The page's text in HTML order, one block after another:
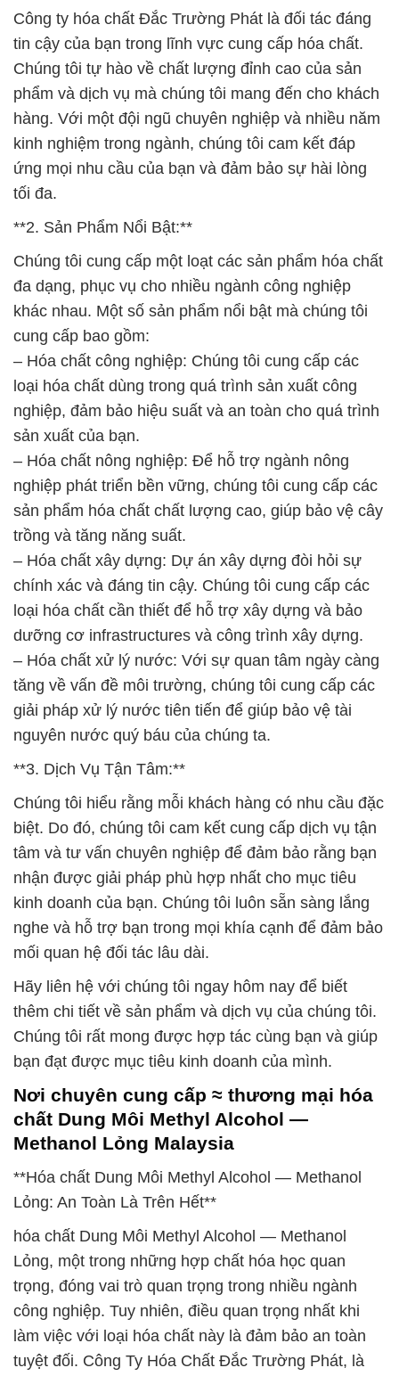
Công ty hóa chất Đắc Trường Phát là đối tác đáng
tin cậy của bạn trong lĩnh vực cung cấp hóa chất.
Chúng tôi tự hào về chất lượng đỉnh cao của sản
phẩm và dịch vụ mà chúng tôi mang đến cho khách
hàng. Với một đội ngũ chuyên nghiệp và nhiều năm
kinh nghiệm trong ngành, chúng tôi cam kết đáp
ứng mọi nhu cầu của bạn và đảm bảo sự hài lòng
tối đa.
**2. Sản Phẩm Nổi Bật:**
Chúng tôi cung cấp một loạt các sản phẩm hóa chất
đa dạng, phục vụ cho nhiều ngành công nghiệp
khác nhau. Một số sản phẩm nổi bật mà chúng tôi
cung cấp bao gồm:
– Hóa chất công nghiệp: Chúng tôi cung cấp các
loại hóa chất dùng trong quá trình sản xuất công
nghiệp, đảm bảo hiệu suất và an toàn cho quá trình
sản xuất của bạn.
– Hóa chất nông nghiệp: Để hỗ trợ ngành nông
nghiệp phát triển bền vững, chúng tôi cung cấp các
sản phẩm hóa chất chất lượng cao, giúp bảo vệ cây
trồng và tăng năng suất.
– Hóa chất xây dựng: Dự án xây dựng đòi hỏi sự
chính xác và đáng tin cậy. Chúng tôi cung cấp các
loại hóa chất cần thiết để hỗ trợ xây dựng và bảo
dưỡng cơ infrastructures và công trình xây dựng.
– Hóa chất xử lý nước: Với sự quan tâm ngày càng
tăng về vấn đề môi trường, chúng tôi cung cấp các
giải pháp xử lý nước tiên tiến để giúp bảo vệ tài
nguyên nước quý báu của chúng ta.
**3. Dịch Vụ Tận Tâm:**
Chúng tôi hiểu rằng mỗi khách hàng có nhu cầu đặc
biệt. Do đó, chúng tôi cam kết cung cấp dịch vụ tận
tâm và tư vấn chuyên nghiệp để đảm bảo rằng bạn
nhận được giải pháp phù hợp nhất cho mục tiêu
kinh doanh của bạn. Chúng tôi luôn sẵn sàng lắng
nghe và hỗ trợ bạn trong mọi khía cạnh để đảm bảo
mối quan hệ đối tác lâu dài.
Hãy liên hệ với chúng tôi ngay hôm nay để biết
thêm chi tiết về sản phẩm và dịch vụ của chúng tôi.
Chúng tôi rất mong được hợp tác cùng bạn và giúp
bạn đạt được mục tiêu kinh doanh của mình.
Nơi chuyên cung cấp ≈ thương mại hóa
chất Dung Môi Methyl Alcohol —
Methanol Lỏng Malaysia
**Hóa chất Dung Môi Methyl Alcohol — Methanol
Lỏng: An Toàn Là Trên Hết**
hóa chất Dung Môi Methyl Alcohol — Methanol
Lỏng, một trong những hợp chất hóa học quan
trọng, đóng vai trò quan trọng trong nhiều ngành
công nghiệp. Tuy nhiên, điều quan trọng nhất khi
làm việc với loại hóa chất này là đảm bảo an toàn
tuyệt đối. Công Ty Hóa Chất Đắc Trường Phát, là